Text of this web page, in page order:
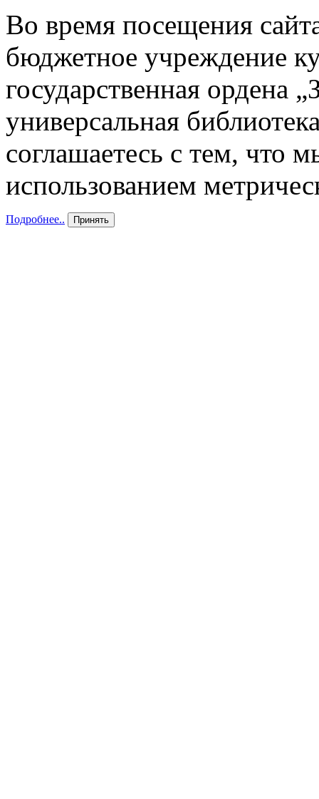
Во время посещения
бюджетное учреждение
государственная ордена
универсальная
соглашаетесь с тем, что
использованием
Подробнее.. Принять